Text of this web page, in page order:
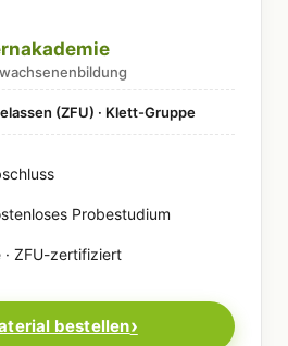
(ZFU) · Klett-Gruppe
Probestudium
ZFU-zertifiziert
bestellen